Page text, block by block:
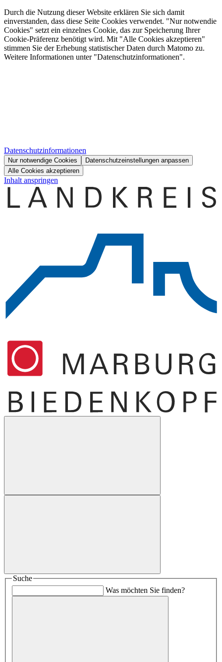
Durch die Nutzung dieser Website erklären Sie sich damit
einverstanden, dass diese Seite Cookies verwendet. "Nur notwendie
Cookies" setzt ein einzelnes Cookie, das zur Speicherung Ihrer
Cookie-Präferenz benötigt wird. Mit "Alle Cookies akzeptieren"
stimmen Sie der Erhebung statistischer Daten durch Matomo zu.
Weitere Informationen unter "Datenschutzinformationen".
Datenschutzinformationen
Nur notwendige Cookies
Datenschutzeinstellungen anpassen
Alle Cookies akzeptieren
Inhalt anspringen
Suche
Was möchten Sie finden?